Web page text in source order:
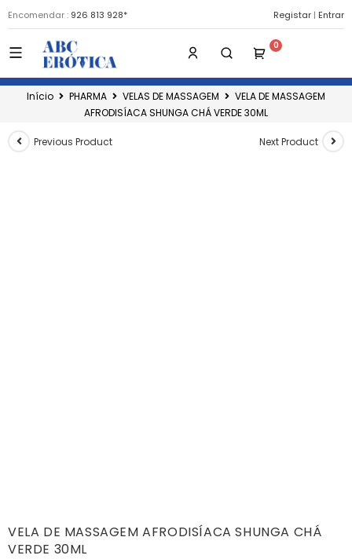
Encomendar : 926 813 928* Registar | Entrar
Início PHARMA VELAS DE MASSAGEM
VELA DE MASSAGEM
AFRODISÍACA SHUNGA CHÁ VERDE 30ML
Previous Product Next Product
VELA DE MASSAGEM AFRODISÍACA SHUNGA CHÁ
VERDE 30ML